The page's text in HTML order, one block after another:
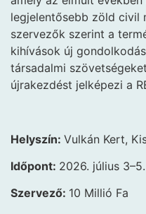
legjelentősebb zöld civil
szervezők szerint a
kihívások új
társadalmi
újrakezdést jelképezi a
Helyszín: Vulkán Kert,
Időpont: 2026. július 3–5.
Szervező: 10 Millió Fa